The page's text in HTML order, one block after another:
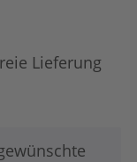
Lieferung